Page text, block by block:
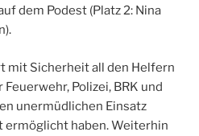
dem Podest (Platz 2: Nina
mit Sicherheit all den Helfern
Polizei, BRK und
unermüdlichen Einsatz
ermöglicht haben. Weiterhin